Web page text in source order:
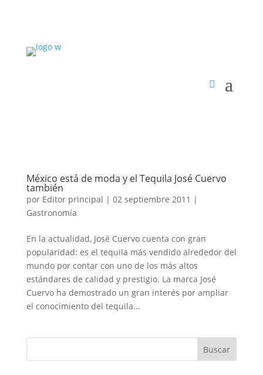
México está de moda y el Tequila José Cuervo
también
por Editor principal | 02 septiembre 2011 |
Gastronomía
En la actualidad, José Cuervo cuenta con gran
popularidad: es el tequila más vendido alrededor del
mundo por contar con uno de los más altos
estándares de calidad y prestigio. La marca José
Cuervo ha demostrado un gran interés por ampliar
el conocimiento del tequila...
Buscar